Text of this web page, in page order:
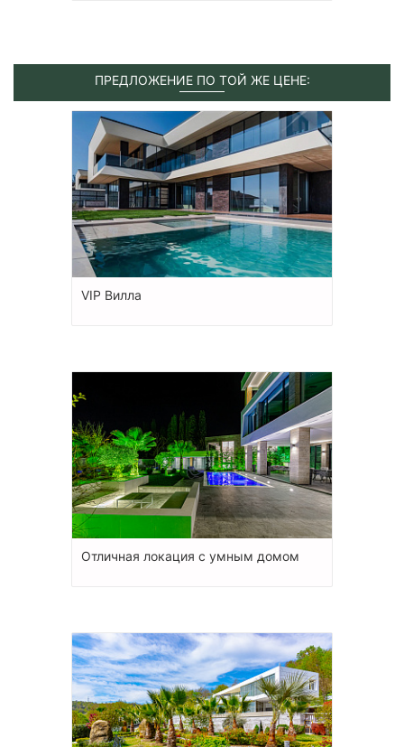
ПРЕДЛОЖЕНИЕ ПО ТОЙ ЖЕ ЦЕНЕ:
VIP Вилла
Отличная локация с умным домом